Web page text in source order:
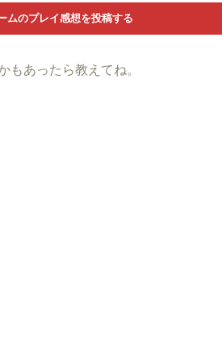
あったら教えてね。